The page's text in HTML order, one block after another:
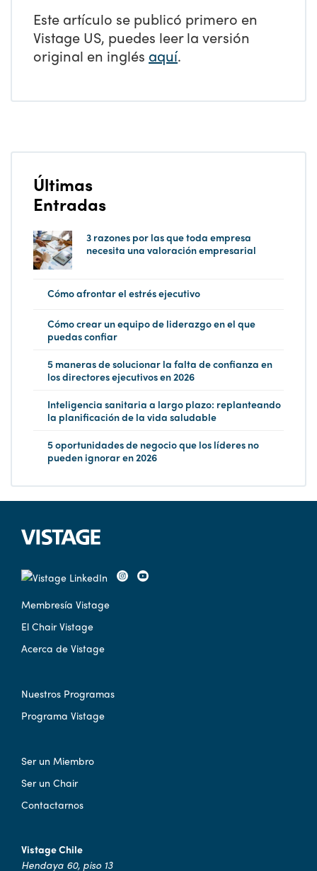
Este artículo se publicó primero en
Vistage US, puedes leer la versión
original en inglés aquí.
Últimas
Entradas
3 razones por las que toda empresa
necesita una valoración empresarial
Cómo afrontar el estrés ejecutivo
Cómo crear un equipo de liderazgo en el que
puedas confiar
5 maneras de solucionar la falta de confianza en
los directores ejecutivos en 2026
Inteligencia sanitaria a largo plazo: replanteando
la planificación de la vida saludable
5 oportunidades de negocio que los líderes no
pueden ignorar en 2026
Membresía Vistage
El Chair Vistage
Acerca de Vistage
Nuestros Programas
Programa Vistage
Ser un Miembro
Ser un Chair
Contactarnos
Vistage Chile
Hendaya 60, piso 13